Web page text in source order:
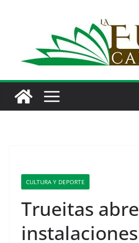
CULTURA Y DEPORTE
Trueitas